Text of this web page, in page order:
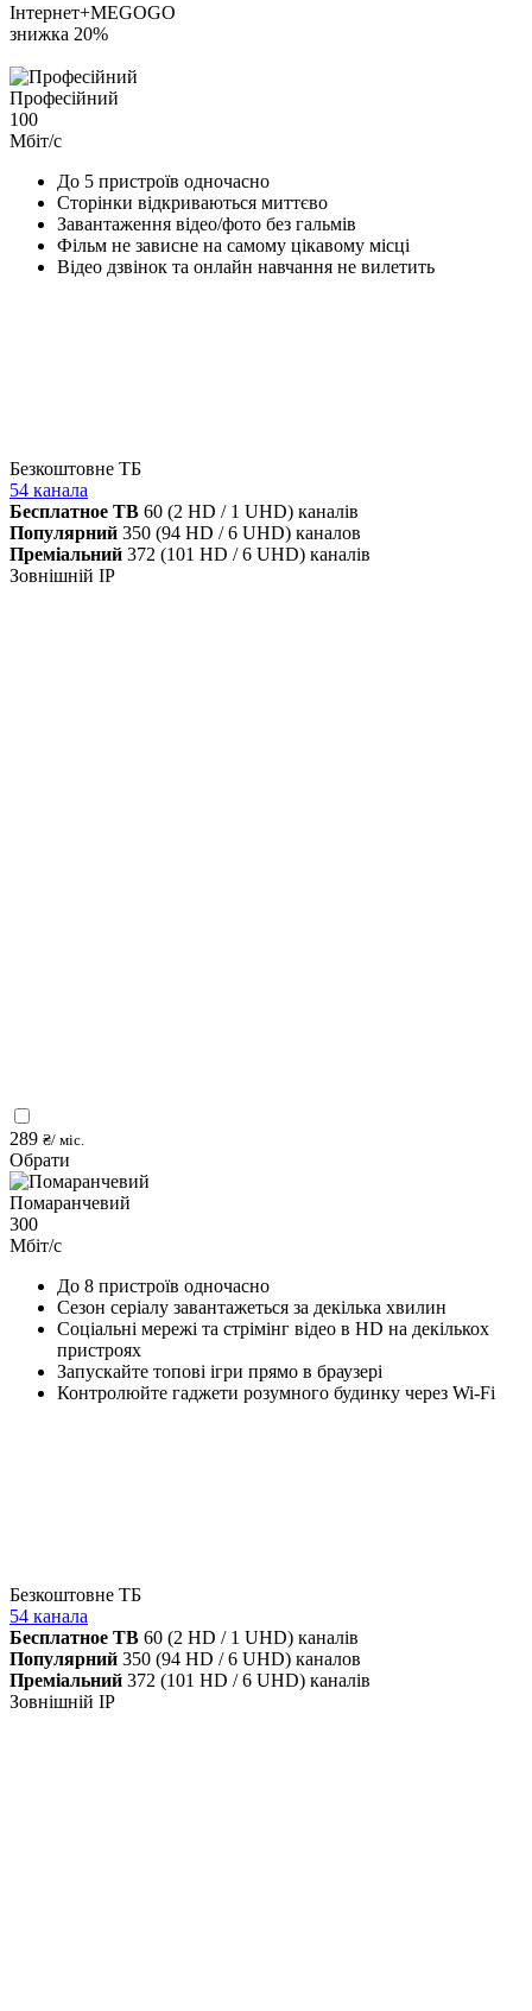
Інтернет+MEGOGO
знижка 20%
Професійний
100
Мбіт/с
До 5 пристроїв одночасно
Сторінки відкриваються миттєво
Завантаження відео/фото без гальмів
Фільм не зависне на самому цікавому місці
Відео дзвінок та онлайн навчання не вилетить
Безкоштовне ТБ
54 канала
Бесплатное ТВ 60 (2 HD / 1 UHD) каналів
Популярний 350 (94 HD / 6 UHD) каналов
Преміальний 372 (101 HD / 6 UHD) каналів
Зовнішній IP
289 ₴/ міс.
Обрати
Помаранчевий
300
Мбіт/с
До 8 пристроїв одночасно
Сезон серіалу завантажеться за декілька хвилин
Соціальні мережі та стрімінг відео в HD на декількох
пристроях
Запускайте топові ігри прямо в браузері
Контролюйте гаджети розумного будинку через Wi-Fi
Безкоштовне ТБ
54 канала
Бесплатное ТВ 60 (2 HD / 1 UHD) каналів
Популярний 350 (94 HD / 6 UHD) каналов
Преміальний 372 (101 HD / 6 UHD) каналів
Зовнішній IP